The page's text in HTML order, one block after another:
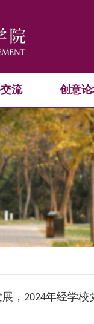
流 创意
， 2024年经学校